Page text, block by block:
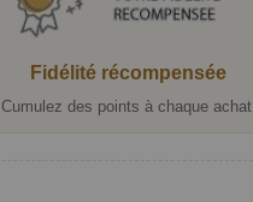
Fidélité récompensée
Cumulez des points à chaque achat.